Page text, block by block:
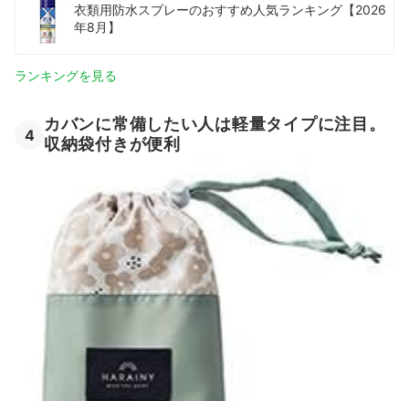
衣類用防水スプレーのおすすめ人気ランキング【2026
年8月】
ランキングを見る
4
カバンに常備したい人は軽量タイプに注目。
収納袋付きが便利